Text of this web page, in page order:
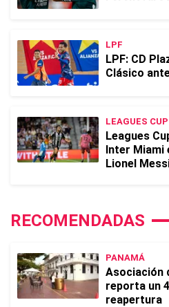
LPF
LPF: CD
Clásico
LEAGUES CUP
Leagues
Inter Miami
Lionel
RECOMENDADAS
PANAMÁ
Asociación
reporta un
reapertura